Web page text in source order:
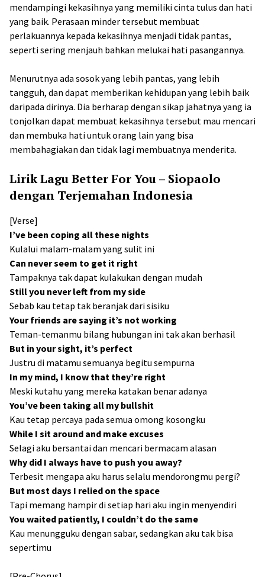
mendampingi kekasihnya yang memiliki cinta tulus dan hati
yang baik. Perasaan minder tersebut membuat
perlakuannya kepada kekasihnya menjadi tidak pantas,
seperti sering menjauh bahkan melukai hati pasangannya.
Menurutnya ada sosok yang lebih pantas, yang lebih
tangguh, dan dapat memberikan kehidupan yang lebih baik
daripada dirinya. Dia berharap dengan sikap jahatnya yang ia
tonjolkan dapat membuat kekasihnya tersebut mau mencari
dan membuka hati untuk orang lain yang bisa
membahagiakan dan tidak lagi membuatnya menderita.
Lirik Lagu Better For You – Siopaolo
dengan Terjemahan Indonesia
[Verse]
I’ve been coping all these nights
Kulalui malam-malam yang sulit ini
Can never seem to get it right
Tampaknya tak dapat kulakukan dengan mudah
Still you never left from my side
Sebab kau tetap tak beranjak dari sisiku
Your friends are saying it’s not working
Teman-temanmu bilang hubungan ini tak akan berhasil
But in your sight, it’s perfect
Justru di matamu semuanya begitu sempurna
In my mind, I know that they’re right
Meski kutahu yang mereka katakan benar adanya
You’ve been taking all my bullshit
Kau tetap percaya pada semua omong kosongku
While I sit around and make excuses
Selagi aku bersantai dan mencari bermacam alasan
Why did I always have to push you away?
Terbesit mengapa aku harus selalu mendorongmu pergi?
But most days I relied on the space
Tapi memang hampir di setiap hari aku ingin menyendiri
You waited patiently, I couldn’t do the same
Kau menungguku dengan sabar, sedangkan aku tak bisa
sepertimu